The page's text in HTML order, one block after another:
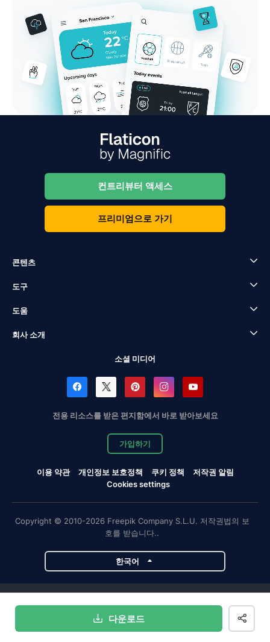
다운로드
컨트리뷰터 액세스
프리미엄으로 가기
콘텐츠
도구
도움
회사 소개
소셜 미디어
전용 리소스를 받은 편지함에서 바로 받아보세요
가입하기
이용 약관 개인정보 보호정책 쿠키 정책
저작권 알림
Cookies settings
Copyright © 2010-2026 Freepik Company S.L.U. 저작권법의 보
호를 받습니다..
한국어
Magnific Flaticon